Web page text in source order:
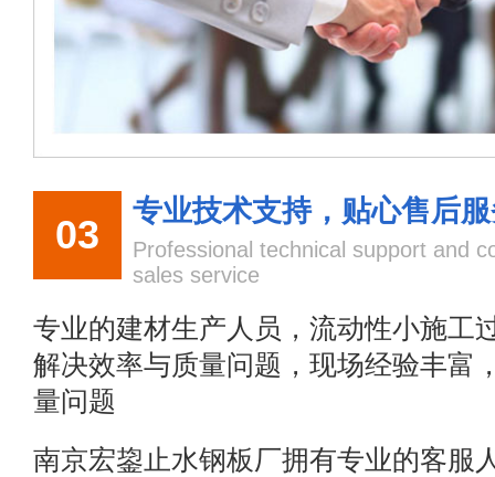
03
专业技术支持，贴心售后
Professional technical support and
sales service
专业的建材生产人员，流动性小施工
解决效率与质量问题，现场经验丰富
量问题
南京宏鋆止水钢板厂拥有专业的客服